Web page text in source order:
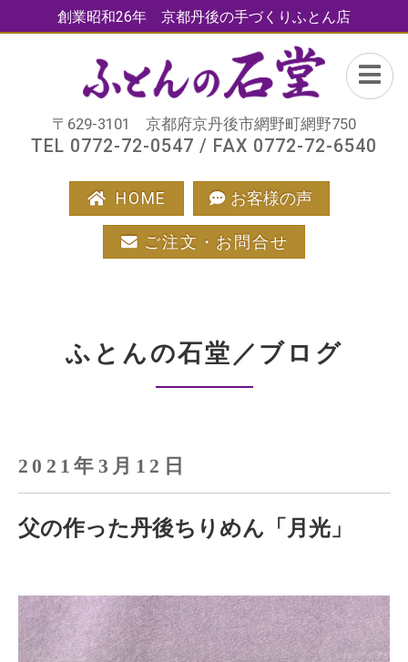
創業昭和26年 京都丹後の手づくりふとん店
〒629-3101 京都府京丹後市網野町網野750
TEL 0772-72-0547 / FAX 0772-72-6540
HOME お客様の声
ご注文・お問合せ
ふとんの石堂／ブログ
2021年3月12日
父の作った丹後ちりめん「月光」